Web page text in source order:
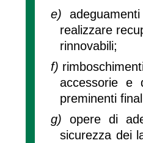
e)
realizzare
rinnovabili;
f)
accessorie e
preminenti
g) opere di
sicurezza dei